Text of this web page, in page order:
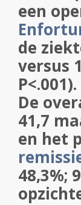
een
de
versus
P<.001).
De
41,7
en het
48,3%;